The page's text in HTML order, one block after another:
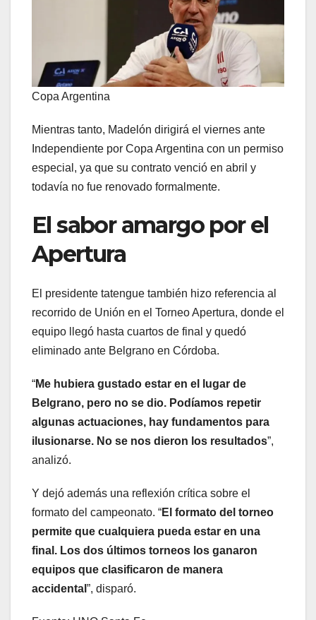
Copa Argentina
Mientras tanto, Madelón dirigirá el viernes ante
Independiente por Copa Argentina con un permiso
especial, ya que su contrato venció en abril y
todavía no fue renovado formalmente.
El sabor amargo por el
Apertura
El presidente tatengue también hizo referencia al
recorrido de Unión en el Torneo Apertura, donde el
equipo llegó hasta cuartos de final y quedó
eliminado ante Belgrano en Córdoba.
“Me hubiera gustado estar en el lugar de
Belgrano, pero no se dio. Podíamos repetir
algunas actuaciones, hay fundamentos para
ilusionarse. No se nos dieron los resultados”,
analizó.
Y dejó además una reflexión crítica sobre el
formato del campeonato. “El formato del torneo
permite que cualquiera pueda estar en una
final. Los dos últimos torneos los ganaron
equipos que clasificaron de manera
accidental ”, disparó.